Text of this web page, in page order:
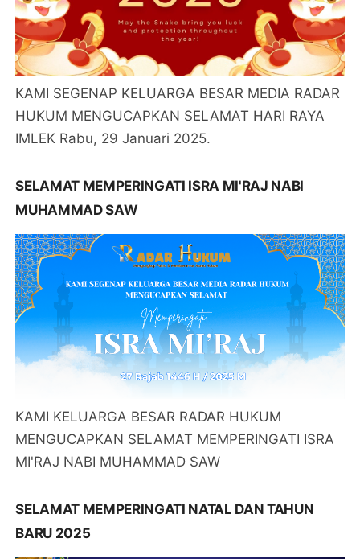
KAMI SEGENAP KELUARGA BESAR MEDIA RADAR
HUKUM MENGUCAPKAN SELAMAT HARI RAYA
IMLEK Rabu, 29 Januari 2025.
SELAMAT MEMPERINGATI ISRA MI'RAJ NABI
MUHAMMAD SAW
KAMI KELUARGA BESAR RADAR HUKUM
MENGUCAPKAN SELAMAT MEMPERINGATI ISRA
MI'RAJ NABI MUHAMMAD SAW
SELAMAT MEMPERINGATI NATAL DAN TAHUN
BARU 2025